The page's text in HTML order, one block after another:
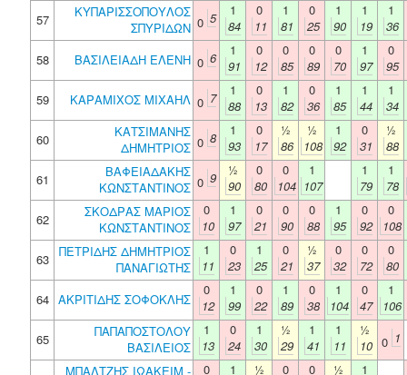
57
ΚΥΠΑΡΙΣΣΟΠΟΥΛΟΣ
ΣΠΥΡΙΔΩΝ 0 5
1
84
0
11
1
81
0
25
1
90
1
19
1
36
58
ΒΑΣΙΛΕΙΑΔΗ ΕΛΕΝΗ 0 6
1
91
0
12
0
85
0
89
0
70
1
97
0
95
59
ΚΑΡΑΜΙΧΟΣ ΜΙΧΑΗΛ 0 7
1
88
0
13
1
82
0
36
1
85
1
44
1
34
60
ΚΑΤΣΙΜΑΝΗΣ
ΔΗΜΗΤΡΙΟΣ 0 8
1
93
0
17
½
86
½
108
1
92
0
31
½
88
61
ΒΑΦΕΙΑΔΑΚΗΣ
ΚΩΝΣΤΑΝΤΙΝΟΣ 0 9
½
90
0
80
0
104
1
107
1
79
1
78
62
ΣΚΟΔΡΑΣ ΜΑΡΙΟΣ
ΚΩΝΣΤΑΝΤΙΝΟΣ
0
10
1
97
0
21
0
90
0
88
1
95
0
92
0
108
63
ΠΕΤΡΙΔΗΣ ΔΗΜΗΤΡΙΟΣ
ΠΑΝΑΓΙΩΤΗΣ
1
11
0
23
1
25
0
21
½
37
0
32
0
72
0
80
64 ΑΚΡΙΤΙΔΗΣ ΣΟΦΟΚΛΗΣ
0
12
1
99
0
22
1
89
0
38
1
104
0
47
1
106
65
ΠΑΠΑΠΟΣΤΟΛΟΥ
ΒΑΣΙΛΕΙΟΣ
1
13
0
24
1
30
½
29
1
41
1
11
½
10 0 1
ΜΠΑΛΤΖΗΣ ΙΩΑΚΕΙΜ -
0
1
½
0
0
½
1